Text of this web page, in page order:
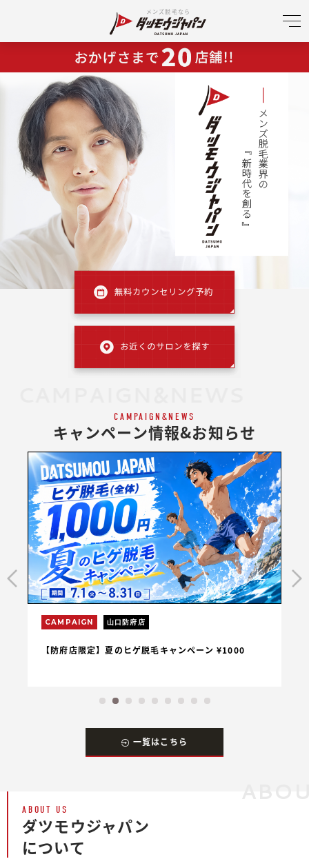
メンズ脱毛なら
CAMPAIGN&NEWS
キャンペーン情報&お知らせ
CAMPAIGN 山口防府店
【防府店限定】夏のヒゲ脱毛キャンペーン ¥1000
一覧はこちら
ABOUT US
ダツモウジャパン
について